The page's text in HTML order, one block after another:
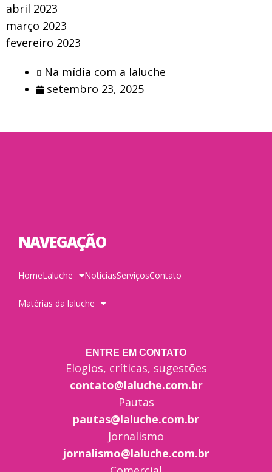
abril 2023
março 2023
fevereiro 2023
Na mídia com a laluche
setembro 23, 2025
NAVEGAÇÃO
HomeLaluche NotíciasServiçosContato
Matérias da laluche
ENTRE EM CONTATO
Elogios, críticas, sugestões
contato@laluche.com.br
Pautas
pautas@laluche.com.br
Jornalismo
jornalismo@laluche.com.br